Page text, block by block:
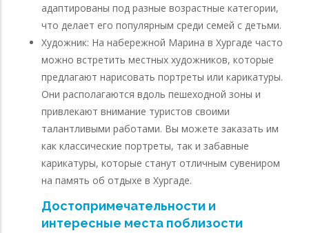
адаптированы под разные возрастные категории,
что делает его популярным среди семей с детьми.
Художник: На набережной Марина в Хургаде часто
можно встретить местных художников, которые
предлагают нарисовать портреты или карикатуры.
Они располагаются вдоль пешеходной зоны и
привлекают внимание туристов своими
талантливыми работами. Вы можете заказать им
как классические портреты, так и забавные
карикатуры, которые станут отличным сувениром
на память об отдыхе в Хургаде.
Достопримечательности и
интересные места поблизости